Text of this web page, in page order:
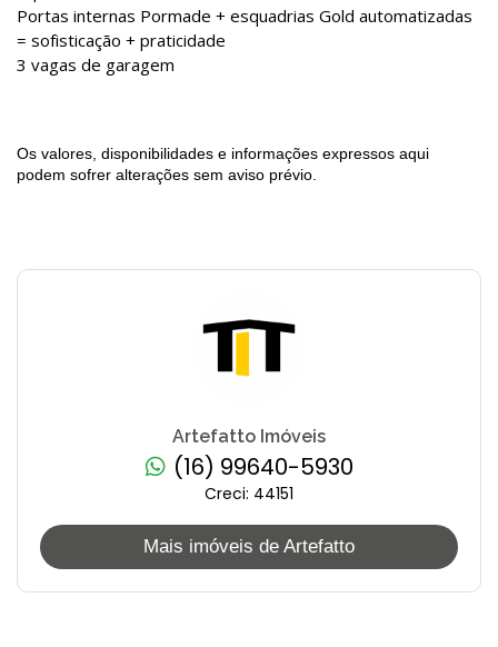
Portas internas Pormade + esquadrias Gold automatizadas
= sofisticação + praticidade
3 vagas de garagem
Os valores, disponibilidades e informações expressos aqui
podem sofrer alterações sem aviso prévio.
Artefatto Imóveis
(16) 99640-5930
Creci: 44151
Mais imóveis de Artefatto